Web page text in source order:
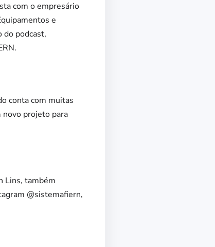
com o empresário
e
do podcast,
conta com muitas
novo projeto para
Lins, também
@sistemafiern,